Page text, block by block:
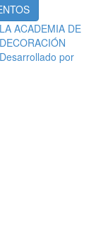
LA ACADEMIA DE
DECORACIÓN
Desarrollado por